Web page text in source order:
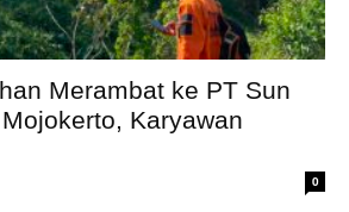
Merambat ke PT Sun
Karyawan
0